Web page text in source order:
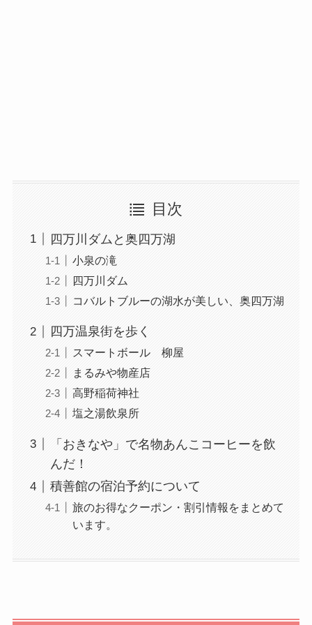
目次
四万川ダムと奥四万湖
小泉の滝
四万川ダム
コバルトブルーの湖水が美しい、奥四万湖
四万温泉街を歩く
スマートボール 柳屋
まるみや物産店
高野稲荷神社
塩之湯飲泉所
「おきなや」で名物あんこコーヒーを飲
んだ！
積善館の宿泊予約について
旅のお得なクーポン・割引情報をまとめて
います。